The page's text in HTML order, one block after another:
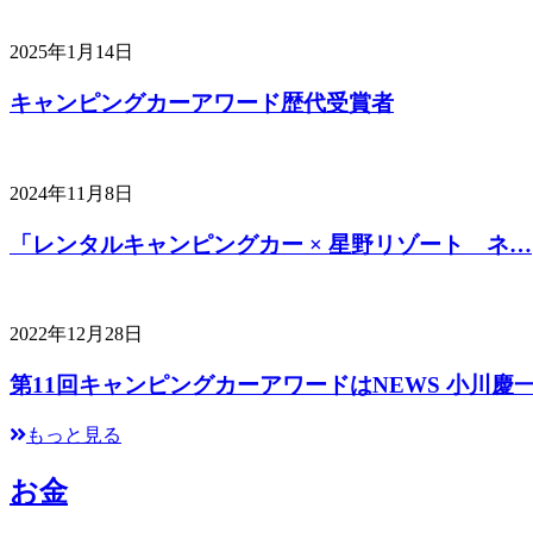
2025年1月14日
キャンピングカーアワード歴代受賞者
2024年11月8日
「レンタルキャンピングカー × 星野リゾート ネ…
2022年12月28日
第11回キャンピングカーアワードはNEWS 小川慶
もっと見る
お金